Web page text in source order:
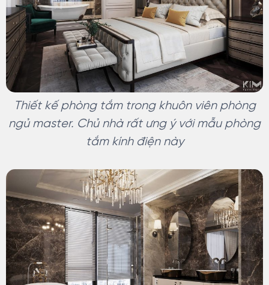
Thiết kế phòng tắm trong khuôn viên phòng
ngủ master. Chủ nhà rất ưng ý với mẫu phòng
tắm kính điện này